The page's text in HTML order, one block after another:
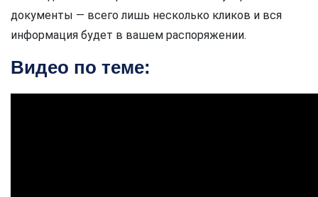
документы — всего лишь несколько кликов и вся
информация будет в вашем распоряжении.
Видео по теме: